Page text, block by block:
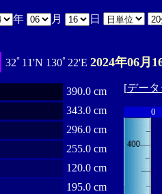
年 月 日
32ﾟ11'N 130ﾟ22'E 2024年06月
390.0 cm
343.0 cm
296.0 cm
255.0 cm
120.0 cm
195.0 cm
[デー
0